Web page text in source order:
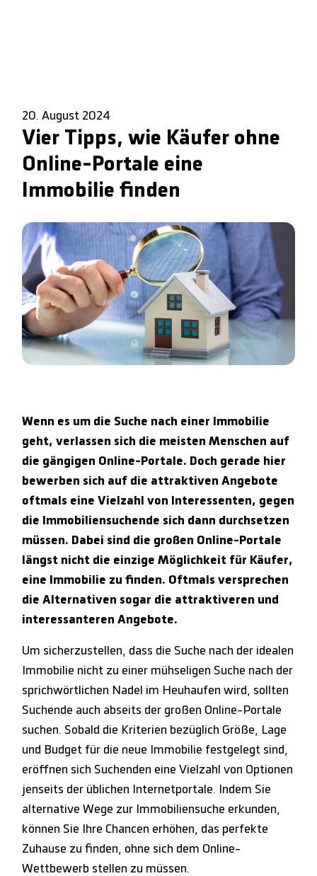
20. August 2024
Vier Tipps, wie Käufer ohne
Online-Portale eine
Immobilie finden
Wenn es um die Suche nach einer Immobilie
geht, verlassen sich die meisten Menschen auf
die gängigen Online-Portale. Doch gerade hier
bewerben sich auf die attraktiven Angebote
oftmals eine Vielzahl von Interessenten, gegen
die Immobiliensuchende sich dann durchsetzen
müssen. Dabei sind die großen Online-Portale
längst nicht die einzige Möglichkeit für Käufer,
eine Immobilie zu finden. Oftmals versprechen
die Alternativen sogar die attraktiveren und
interessanteren Angebote.
Um sicherzustellen, dass die Suche nach der idealen
Immobilie nicht zu einer mühseligen Suche nach der
sprichwörtlichen Nadel im Heuhaufen wird, sollten
Suchende auch abseits der großen Online-Portale
suchen. Sobald die Kriterien bezüglich Größe, Lage
und Budget für die neue Immobilie festgelegt sind,
eröffnen sich Suchenden eine Vielzahl von Optionen
jenseits der üblichen Internetportale. Indem Sie
alternative Wege zur Immobiliensuche erkunden,
können Sie Ihre Chancen erhöhen, das perfekte
Zuhause zu finden, ohne sich dem Online-
Wettbewerb stellen zu müssen.